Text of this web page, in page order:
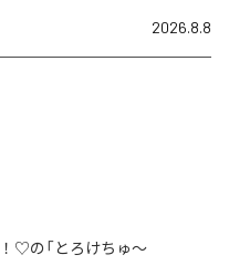
2026.8.8
♡の「とろけちゅ〜